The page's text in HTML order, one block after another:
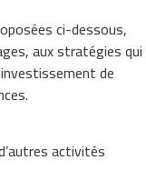
ci-dessous,
aux stratégies qui
de
activités